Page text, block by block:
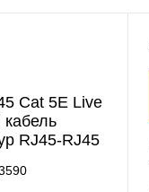
Cat 5E Live
RJ45-RJ45